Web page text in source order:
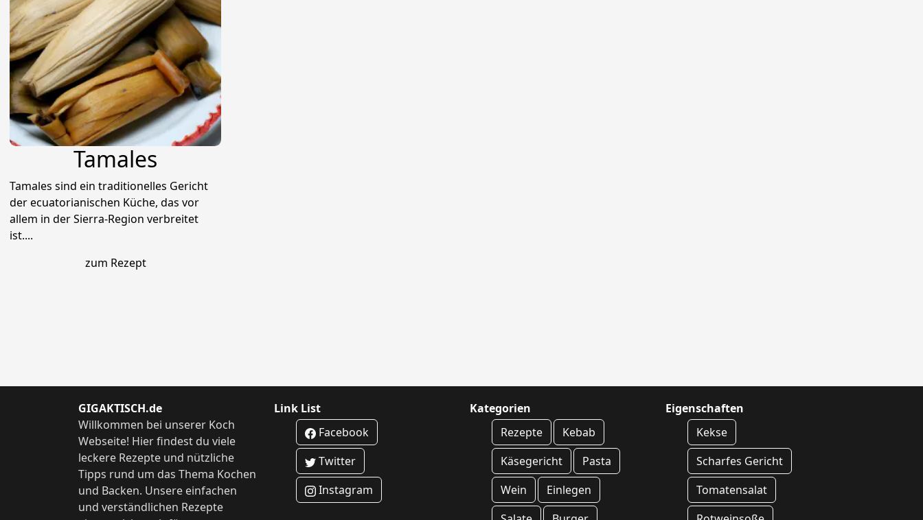
Tamales
Tamales sind ein traditionelles Gericht
der ecuatorianischen Küche, das vor
allem in der Sierra-Region verbreitet
ist....
zum Rezept
GIGAKTISCH.de
Willkommen bei unserer Koch
Webseite! Hier findest du viele
leckere Rezepte und nützliche
Tipps rund um das Thema Kochen
und Backen. Unsere einfachen
und verständlichen Rezepte
Link List
Facebook
Twitter
Instagram
Kategorien
Rezepte
Kebab
Käsegericht
Pasta
Wein
Einlegen
Eigenschaften
Kekse
Scharfes Gericht
Tomatensalat